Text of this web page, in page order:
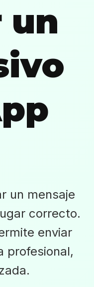
un
un mensaje
correcto.
enviar
profesional,